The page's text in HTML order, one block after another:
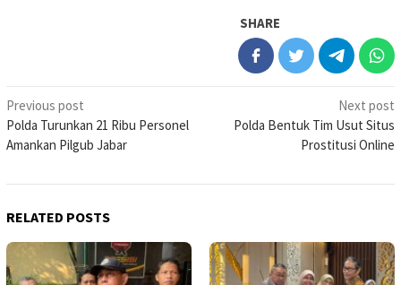
SHARE
Post
navigation
Previous post
Polda Turunkan 21 Ribu Personel
Amankan Pilgub Jabar
Next post
Polda Bentuk Tim Usut Situs
Prostitusi Online
RELATED POSTS